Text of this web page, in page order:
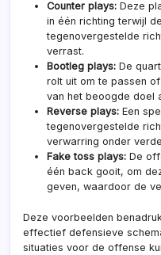
Counter plays: Deze
in één richting terwijl
tegenovergestelde
verrast.
Bootleg plays: De
rolt uit om te passen
van het beoogde doel
Reverse plays: Een
tegenovergestelde
verwarring onder
Fake toss plays: De
één back gooit, om
geven, waardoor de
Deze voorbeelden
effectief defensieve
situaties voor de offense